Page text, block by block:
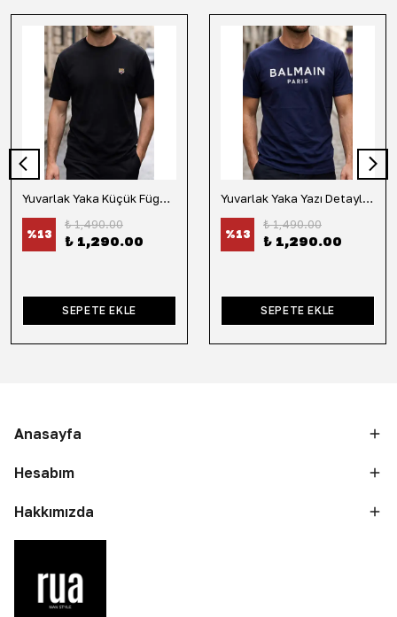
Yuvarlak Yaka Küçük Fügür Detaylı Tişört-Siyah
%13
₺ 1,490.00
₺ 1,290.00
SEPETE EKLE
Yuvarlak Yaka Yazı Detaylı Tişört-Lacivert
%13
₺ 1,490.00
₺ 1,290.00
SEPETE EKLE
Anasayfa
Hesabım
Hakkımızda